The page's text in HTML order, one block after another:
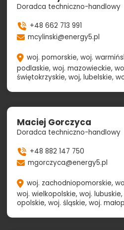
Doradca techniczno-handlowy
+48 662 713 991
mcylinski@energy5.pl
woj. pomorskie, woj.
podlaskie, woj. mazowieckie,
świętokrzyskie, woj, lubelskie,
Maciej Gorczyca
Doradca techniczno-handlowy
+48 882 147 750
mgorczyca@energy5.pl
woj. zachodniopomorskie,
woj. wielkopolskie, woj.
opolskie, woj. śląskie, woj.